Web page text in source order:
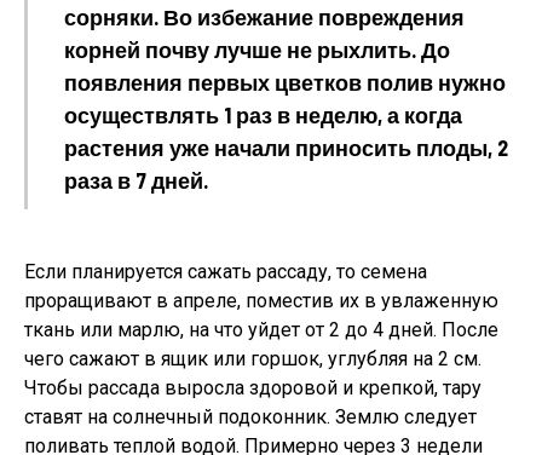
сорняки. Во избежание повреждения
корней почву лучше не рыхлить. До
появления первых цветков полив нужно
осуществлять 1 раз в неделю, а когда
растения уже начали приносить плоды, 2
раза в 7 дней.
Если планируется сажать рассаду, то семена
проращивают в апреле, поместив их в увлаженную
ткань или марлю, на что уйдет от 2 до 4 дней. После
чего сажают в ящик или горшок, углубляя на 2 см.
Чтобы рассада выросла здоровой и крепкой, тару
ставят на солнечный подоконник. Землю следует
поливать теплой водой. Примерно через 3 недели